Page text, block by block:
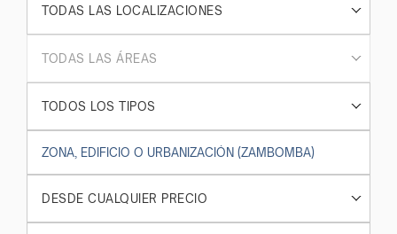
TODAS LAS LOCALIZACIONES
TODAS LAS ÁREAS
TODOS LOS TIPOS
DESDE CUALQUIER PRECIO